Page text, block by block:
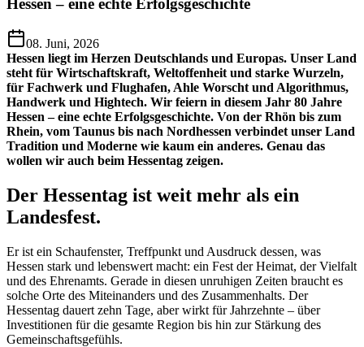
Hessen – eine echte Erfolgsgeschichte
08. Juni, 2026
Hessen liegt im Herzen Deutschlands und Europas. Unser Land
steht für Wirtschaftskraft, Weltoffenheit und starke Wurzeln,
für Fachwerk und Flughafen, Ahle Worscht und Algorithmus,
Handwerk und Hightech. Wir feiern in diesem Jahr 80 Jahre
Hessen – eine echte Erfolgsgeschichte. Von der Rhön bis zum
Rhein, vom Taunus bis nach Nordhessen verbindet unser Land
Tradition und Moderne wie kaum ein anderes. Genau das
wollen wir auch beim Hessentag zeigen.
Der Hessentag ist weit mehr als ein
Landesfest.
Er ist ein Schaufenster, Treffpunkt und Ausdruck dessen, was
Hessen stark und lebenswert macht: ein Fest der Heimat, der Vielfalt
und des Ehrenamts. Gerade in diesen unruhigen Zeiten braucht es
solche Orte des Miteinanders und des Zusammenhalts. Der
Hessentag dauert zehn Tage, aber wirkt für Jahrzehnte – über
Investitionen für die gesamte Region bis hin zur Stärkung des
Gemeinschaftsgefühls.